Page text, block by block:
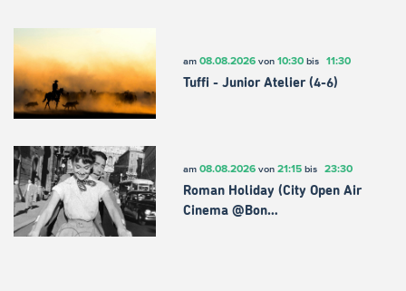
am 08.08.2026von 10:30bis 11:30
Tuffi - Junior Atelier (4-6)
am 08.08.2026von 21:15bis 23:30
Roman Holiday (City Open Air
Cinema @Bon…